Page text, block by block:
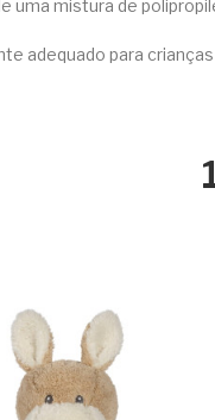
uma mistura de
adequado para